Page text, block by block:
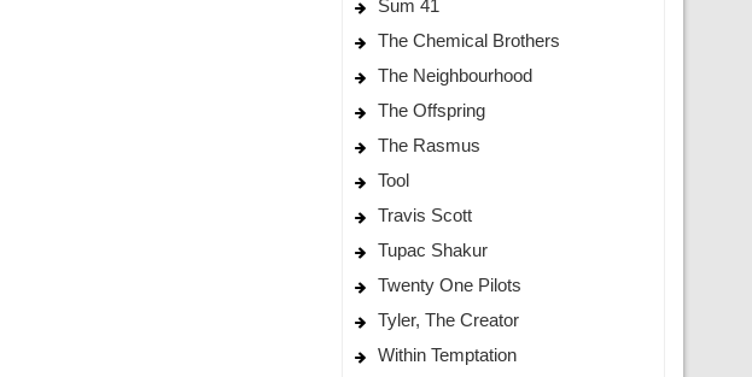
Sum 41
The Chemical Brothers
The Neighbourhood
The Offspring
The Rasmus
Tool
Travis Scott
Tupac Shakur
Twenty One Pilots
Tyler, The Creator
Within Temptation